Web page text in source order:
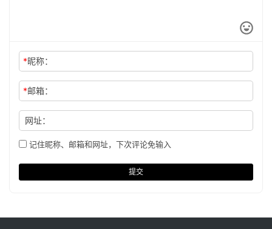
*昵称：
*邮箱：
网址：
记住昵称、邮箱和网址，下次评论免输入
提交